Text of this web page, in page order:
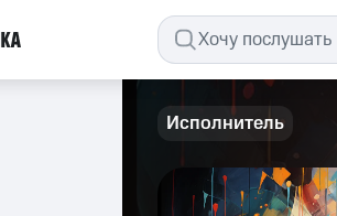
Исполнитель